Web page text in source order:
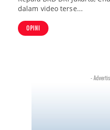
dalam video terse...
OPINI
-